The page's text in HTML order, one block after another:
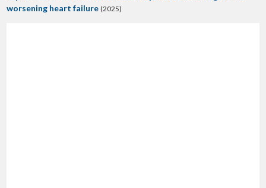
worsening heart failure (2025)